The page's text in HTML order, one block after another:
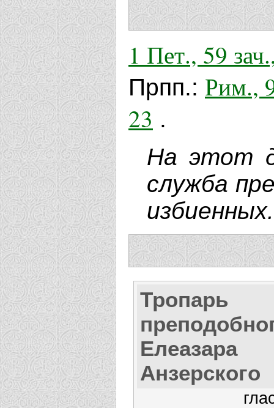
1 Пет., 59
Прпп.: Рим.,
23 .
На этот
служба
избиенных.
Тропарь
Елеазара
Анзерского